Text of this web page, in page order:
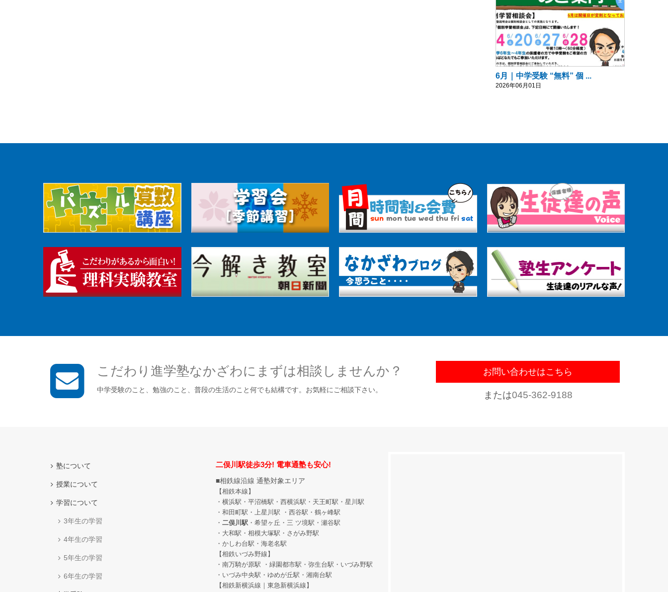
6月｜中学受験 “無料” 個 ...
2026年06月01日
こだわり進学塾なかざわにまずは相談しませんか？
中学受験のこと、勉強のこと、普段の生活のこと何でも結構です。お気軽にご相談下さい。
お問い合わせはこちら
または045-362-9188
塾について
授業について
学習について
3年生の学習
4年生の学習
5年生の学習
6年生の学習
二俣川駅徒歩3分! 電車通塾も安心!
■相鉄線沿線 通塾対象エリア
【相鉄本線】
・横浜駅・平沼橋駅・西横浜駅・天王町駅・星川駅
・和田町駅 ・上星川駅 ・西谷駅・鶴ヶ峰駅
・二俣川駅 ・希望ヶ丘 ・三 ツ境駅・瀬谷駅
・大和駅・相模大塚駅・さがみ野駅
・かしわ台駅・海老名駅
【相鉄いづみ野線】
・南万騎が原駅 ・緑園都市駅・弥生台駅・いづみ野駅
・いづみ中央駅・ゆめが丘駅・湘南台駅
【相鉄新横浜線｜東急新横浜線】